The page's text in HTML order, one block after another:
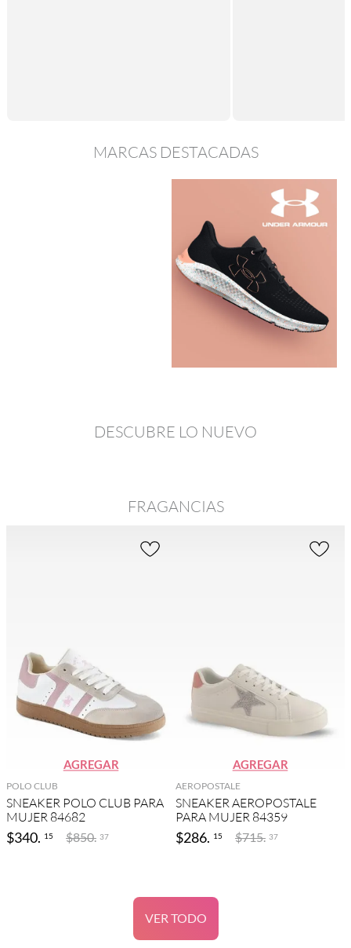
MARCAS DESTACADAS
DESCUBRE LO NUEVO
FRAGANCIAS
AGREGAR
POLO CLUB
SNEAKER POLO CLUB PARA
MUJER 84682
$340. 15 $850. 37
AGREGAR
AEROPOSTALE
SNEAKER AEROPOSTALE
PARA MUJER 84359
$286. 15 $715. 37
VER TODO